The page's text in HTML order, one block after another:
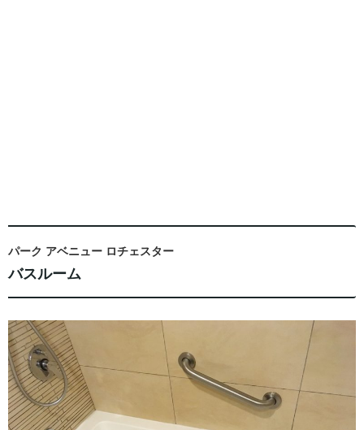
パーク アベニュー ロチェスター
バスルーム